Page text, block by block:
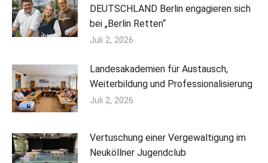
DEUTSCHLAND Berlin engagieren sich
bei „Berlin Retten“
Juli 2, 2026
Landesakademien für Austausch,
Weiterbildung und Professionalisierung
Juli 2, 2026
Vertuschung einer Vergewaltigung im
Neuköllner Jugendclub